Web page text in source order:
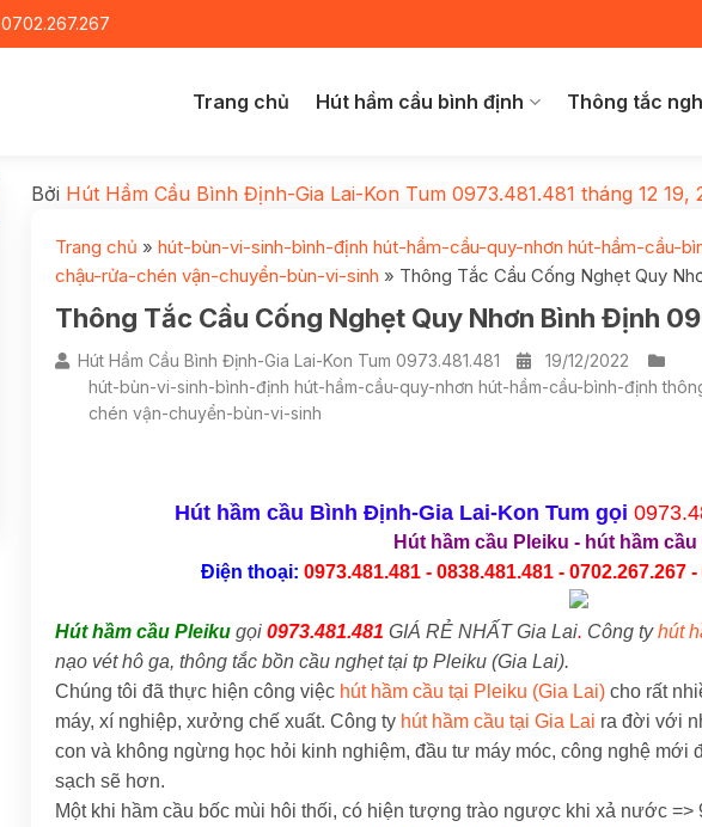
0702.267.267
Trang chủ Hút hầm cầu bình định Thông tắc
Bởi Hút Hầm Cầu Bình Định-Gia Lai-Kon Tum 0973.481.481 tháng 12 19,
Trang chủ » hút-bùn-vi-sinh-bình-định hút-hầm-cầu-quy-nhơn hút-hầm-cầu-
chậu-rửa-chén vận-chuyển-bùn-vi-sinh » Thông Tắc Cầu Cống Nghẹt Quy
Thông Tắc Cầu Cống Nghẹt Quy Nhơn Bình Định
Hút Hầm Cầu Bình Định-Gia Lai-Kon Tum 0973.481.481
19/12/2022
hút-bùn-vi-sinh-bình-định hút-hầm-cầu-quy-nhơn hút-hầm-cầu-bình-định
chén vận-chuyển-bùn-vi-sinh
Hút hầm cầu Bình Định-Gia Lai-Kon Tum gọi
Hút hầm cầu Pleiku - hút hầm cầu
Điện thoại: 0973.481.481 - 0838.481.481 - 0702.267.267
Hút hầm cầu Pleiku gọi 0973.481.481 GIÁ RẺ NHẤT Gia Lai. Công tyhút
nạo vét hô ga, thông tắc bồn cầu nghẹt tại tp Pleiku (Gia Lai).
Chúng tôi đã thực hiện công việc hút hầm cầu tại Pleiku (Gia Lai) cho rất
máy, xí nghiệp, xưởng chế xuất. Công ty hút hầm cầu tại Gia Lai ra đời với
con và không ngừng học hỏi kinh nghiệm, đầu tư máy móc, công nghệ
sạch sẽ hơn.
Một khi hầm cầu bốc mùi hôi thối, có hiện tượng trào ngược khi xả nước =>